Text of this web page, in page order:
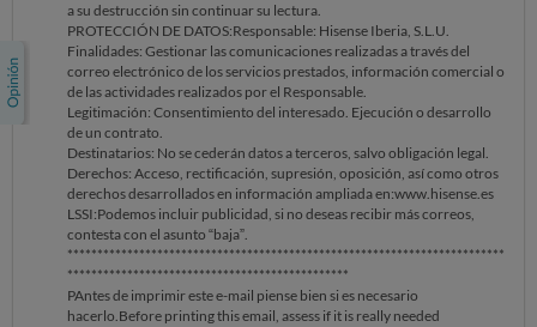
a su destrucción sin continuar su lectura.
PROTECCIÓN DE DATOS:Responsable: Hisense Iberia, S.L.U.
Finalidades: Gestionar las comunicaciones realizadas a través del
correo electrónico de los servicios prestados, información comercial o
de las actividades realizados por el Responsable.
Legitimación: Consentimiento del interesado. Ejecución o desarrollo
de un contrato.
Destinatarios: No se cederán datos a terceros, salvo obligación legal.
Derechos: Acceso, rectificación, supresión, oposición, así como otros
derechos desarrollados en información ampliada en:www.hisense.es
LSSI:Podemos incluir publicidad, si no deseas recibir más correos,
contesta con el asunto “baja”.
*************************************************************************
***********************************************
PAntes de imprimir este e-mail piense bien si es necesario
hacerlo.Before printing this email, assess if it is really needed